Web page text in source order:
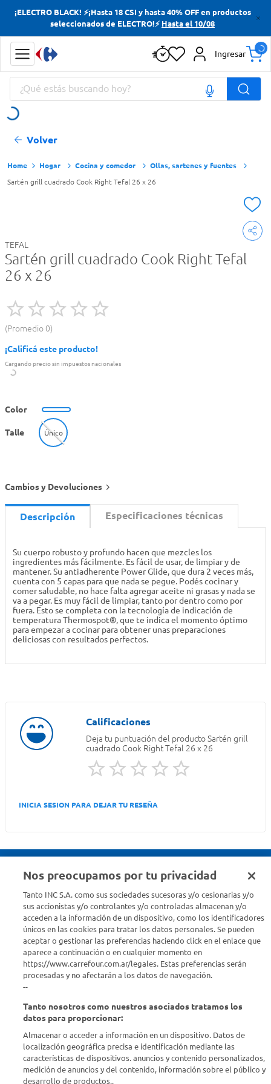
¡ELECTRO BLACK! ⚡¡Hasta 18 CSI y hasta 40% OFF en productos
seleccionados de ELECTRO!⚡ Hasta el 10/08
Ingresar
¿Qué estás buscando hoy?
Volver
Hogar Cocina y comedor Ollas, sartenes y fuentes
Sartén grill cuadrado Cook Right Tefal 26 x 26
TEFAL
Sartén grill cuadrado Cook Right Tefal
26 x 26
Promedio 0
¡Calificá este producto!
Cargando precio sin impuestos nacionales
Color
Talle Único
Cambios y Devoluciones
Descripción Especificaciones técnicas
Su cuerpo robusto y profundo hacen que mezcles los
ingredientes más fácilmente. Es fácil de usar, de limpiar y de
mantener. Su antiadherente Power Glide, que dura 2 veces más,
cuenta con 5 capas para que nada se pegue. Podés cocinar y
comer saludable, no hace falta agregar aceite ni grasas y nada se
va a pegar. Es muy fácil de limpiar, tanto por dentro como por
fuera. Esto se completa con la tecnología de indicación de
temperatura Thermospot®, que te indica el momento óptimo
para empezar a cocinar para obtener unas preparaciones
deliciosas con resultados perfectos.
Deja tu puntuación del producto Sartén grill
cuadrado Cook Right Tefal 26 x 26
INICIA SESION PARA DEJAR TU RESEÑA
Estamos para ayudarte
¿Tenés una consulta? Comunicate con nosotros acá
Descubrí Carrefour
Conocenos
Info útil
Comprá Online
Nos preocupamos por tu privacidad
Tanto INC S.A. como sus sociedades sucesoras y/o cesionarias y/o
sus accionistas y/o controlantes y/o controladas almacenan y/o
acceden a la información de un dispositivo, como los identificadores
únicos en las cookies para tratar los datos personales. Se pueden
aceptar o gestionar las preferencias haciendo click en el enlace que
aparece a continuación o en cualquier momento en
https://www.carrefour.com.ar/legales. Estas preferencias serán
procesadas y no afectarán a los datos de navegación.
--
Tanto nosotros como nuestros asociados tratamos los
datos para proporcionar:
Almacenar o acceder a información en un dispositivo. Datos de
localización geográfica precisa e identificación mediante las
características de dispositivos. anuncios y contenido personalizados,
medición de anuncios y del contenido, información sobre el público y
desarrollo de productos..
Términos más buscados
Yerba
Cerveza
Doves
Términos más buscados
Yerba
Cerveza
Doves
Jabon Tocador